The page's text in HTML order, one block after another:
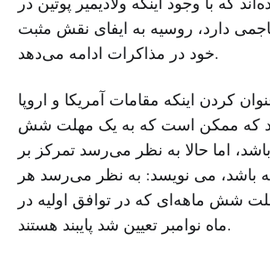
دارد، روسیه به ایفای نقش مثبت
خود در مذاکرات ادامه می‌دهد.
کردن اینکه مقامات آمریکا و اروپا
که ممکن است که به یک مهلت شش
اما حالا به نظر می‌رسد تمرکز بر
باشد، می نویسد: به نظر می‌رسد هر
شش ماهه‌ای که در توافق اولیه در
ماه نوامبر تعیین شد پایبند هستند.